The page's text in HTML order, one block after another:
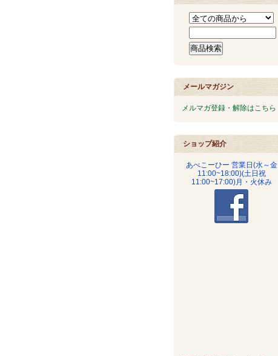
メールマガジン
メルマガ登録・解除はこちら
ショップ紹介
あべこーひー 営業日(水～金
11:00~18:00)(土日祝
11:00~17:00)月・火休み